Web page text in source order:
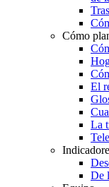
Cómo
El
La
De